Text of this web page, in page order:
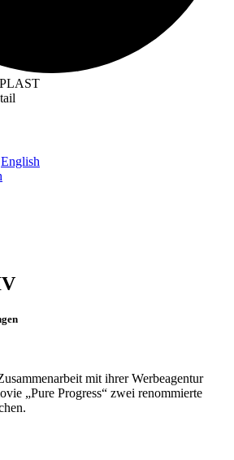
English
mit ihrer Werbeagentur
„Pure Progress“ zwei renommierte